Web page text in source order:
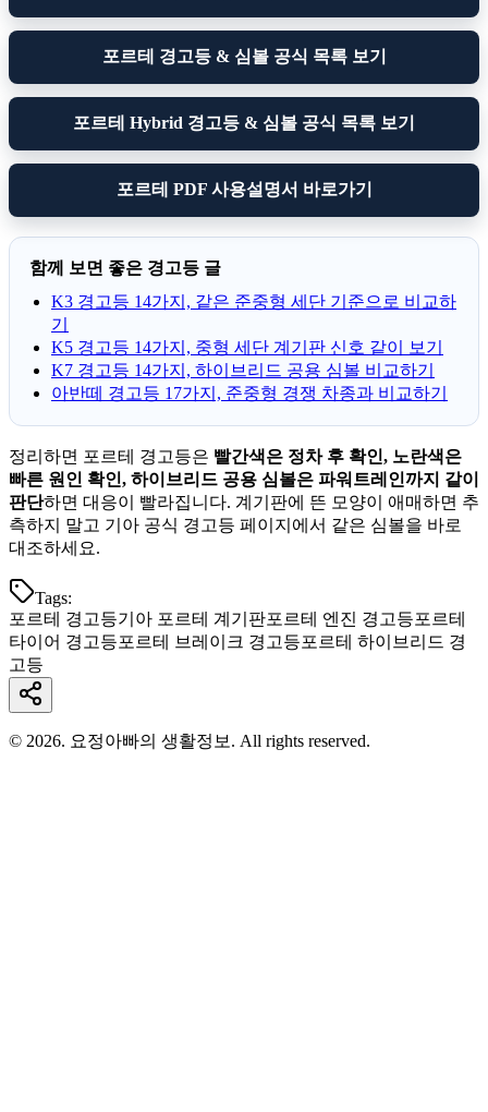
포르테 경고등 & 심볼 공식 목록 보기
포르테 Hybrid 경고등 & 심볼 공식 목록 보기
포르테 PDF 사용설명서 바로가기
함께 보면 좋은 경고등 글
K3 경고등 14가지, 같은 준중형 세단 기준으로 비교하
기
K5 경고등 14가지, 중형 세단 계기판 신호 같이 보기
K7 경고등 14가지, 하이브리드 공용 심볼 비교하기
아반떼 경고등 17가지, 준중형 경쟁 차종과 비교하기
정리하면 포르테 경고등은 빨간색은 정차 후 확인, 노란색은
빠른 원인 확인, 하이브리드 공용 심볼은 파워트레인까지 같이
판단하면 대응이 빨라집니다. 계기판에 뜬 모양이 애매하면 추
측하지 말고 기아 공식 경고등 페이지에서 같은 심볼을 바로
대조하세요.
Tags:
포르테 경고등기아 포르테 계기판포르테 엔진 경고등포르테
타이어 경고등포르테 브레이크 경고등포르테 하이브리드 경
고등
© 2026. 요정아빠의 생활정보. All rights reserved.